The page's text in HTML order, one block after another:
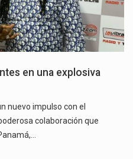
en una explosiva
nuevo impulso con el
colaboración que